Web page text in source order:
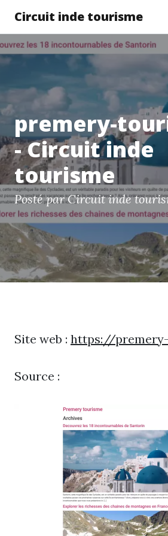
Circuit inde tourisme
premery-
- Circuit inde
tourisme
Posté par Circuit inde
Site web : https://
Source :